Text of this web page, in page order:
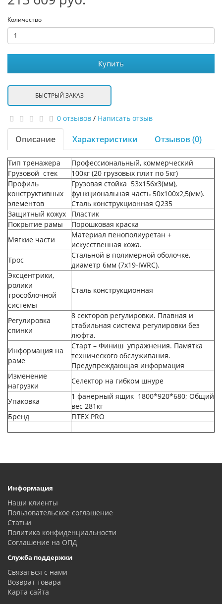
Количество
Купить
БЫСТРЫЙ ЗАКАЗ
0 отзывов / Написать отзыв
Описание Характеристики Отзывов (0)
Тип тренажера
Профессиональный, коммерческий
Грузовой стек
100кг (20 грузовых плит по 5кг)
Профиль
конструктивных
элементов
Грузовая стойка 53х156х3(мм),
функциональная часть 50х100х2,5(мм).
Сталь конструкционная Q235
Защитный кожух
Пластик
Покрытие рамы
Порошковая краска
Мягкие части
Материал пенополиуретан +
искусственная кожа.
Трос
Стальной в полимерной оболочке,
диаметр 6мм (7x19-IWRC).
Эксцентрики,
ролики
трособлочной
системы
Сталь конструкционная
Регулировка
спинки
8 секторов регулировки. Плавная и
стабильная система регулировки без
люфта.
Информация на
раме
Старт – Финиш упражнения. Памятка
технического обслуживания.
Предупреждающая информация
Изменение
нагрузки
Селектор на гибком шнуре
Упаковка
1 фанерный ящик 1800*920*680; Общий
вес 281кг
Бренд
FITEX PRO
Информация
Наши клиенты
Пользовательское соглашение
Статьи
Политика конфиденциальности
Соглашение на ОПД
Служба поддержки
Связаться с нами
Возврат товара
Карта сайта